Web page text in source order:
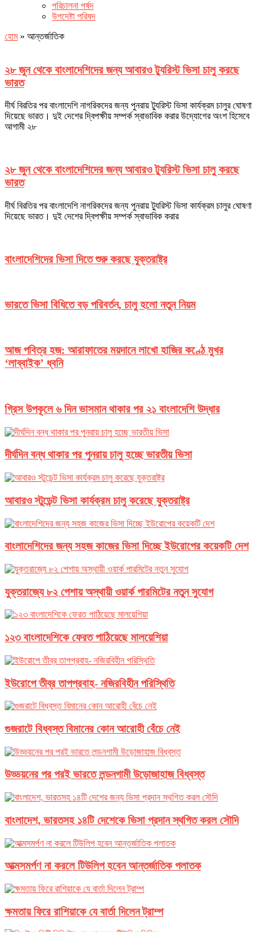
পরিচালনা পর্ষদ
উপদেষ্টা পরিষদ
হোম» আন্তর্জাতিক
২৮ জুন থেকে বাংলাদেশিদের জন্য আবারও ট্যুরিস্ট ভিসা চালু করছে
ভারত
দীর্ঘ বিরতির পর বাংলাদেশি নাগরিকদের জন্য পুনরায় ট্যুরিস্ট ভিসা কার্যক্রম চালুর ঘোষণা
দিয়েছে ভারত। দুই দেশের দ্বিপক্ষীয় সম্পর্ক স্বাভাবিক করার উদ্যোগের অংশ হিসেবে
আগামী ২৮
২৮ জুন থেকে বাংলাদেশিদের জন্য আবারও ট্যুরিস্ট ভিসা চালু করছে
ভারত
দীর্ঘ বিরতির পর বাংলাদেশি নাগরিকদের জন্য পুনরায় ট্যুরিস্ট ভিসা কার্যক্রম চালুর ঘোষণা
দিয়েছে ভারত। দুই দেশের দ্বিপক্ষীয় সম্পর্ক স্বাভাবিক করার
বাংলাদেশিদের ভিসা দিতে শুরু করছে যুক্তরাষ্ট্র
ভারতে ভিসা বিধিতে বড় পরিবর্তন, চালু হলো নতুন নিয়ম
আজ পবিত্র হজ: আরাফাতের ময়দানে লাখো হাজির কণ্ঠে মুখর
‘লাব্বাইক’ ধ্বনি
গ্রিস উপকূলে ৬ দিন ভাসমান থাকার পর ২১ বাংলাদেশি উদ্ধার
দীর্ঘদিন বন্ধ থাকার পর পুনরায় চালু হচ্ছে ভারতীয় ভিসা
আবারও স্টুডেন্ট ভিসা কার্যক্রম চালু করেছে যুক্তরাষ্ট্র
বাংলাদেশিদের জন্য সহজ কাজের ভিসা দিচ্ছে ইউরোপের কয়েকটি দেশ
যুক্তরাজ্যে ৮২ পেশায় অস্থায়ী ওয়ার্ক পারমিটের নতুন সুযোগ
১২৩ বাংলাদেশিকে ফেরত পাঠিয়েছে মালয়েশিয়া
ইউরোপে তীব্র তাপপ্রবাহ- নজিরবিহীন পরিস্থিতি
গুজরাটে বিধ্বস্ত বিমানের কোন আরোহী বেঁচে নেই
উড্ডয়নের পর পরই ভারতে লন্ডনগামী উড়োজাহাজ বিধ্বস্ত
বাংলাদেশ, ভারতসহ ১৪টি দেশেকে ভিসা প্রদান স্থগিত করল সৌদি
আত্মসমর্পণ না করলে টিউলিপ হবেন আন্তর্জাতিক পলাতক
ক্ষমতায় ফিরে রাশিয়াকে যে বার্তা দিলেন ট্রাম্প